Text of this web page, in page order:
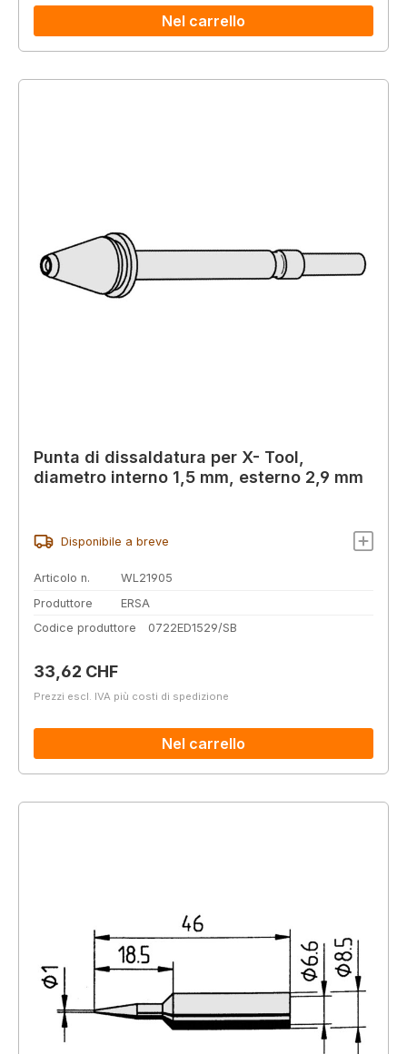
Nel carrello
Punta di dissaldatura per X- Tool,
diametro interno 1,5 mm, esterno 2,9 mm
Disponibile a breve
Articolo n.
WL21905
Produttore
ERSA
Codice produttore
0722ED1529/SB
Prezzo normale:
33,62 CHF
Prezzi escl. IVA più costi di spedizione
Nel carrello